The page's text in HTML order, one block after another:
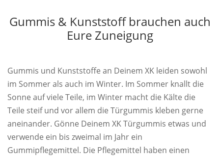
Gummis & Kunststoff brauchen auch
Eure Zuneigung
Gummis und Kunststoffe an Deinem XK leiden sowohl
im Sommer als auch im Winter. Im Sommer knallt die
Sonne auf viele Teile, im Winter macht die Kälte die
Teile steif und vor allem die Türgummis kleben gerne
aneinander. Gönne Deinem XK Türgummis etwas und
verwende ein bis zweimal im Jahr ein
Gummipflegemittel. Die Pflegemittel haben einen